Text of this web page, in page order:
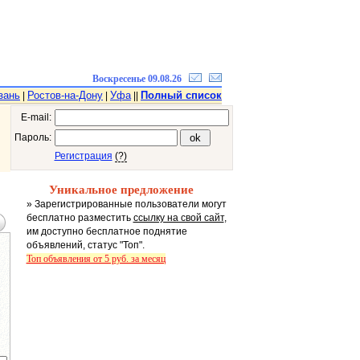
Воскресенье 09.08.26
Ростов-на-Дону Уфа|| Полный список
E-mail:
Пароль:
Регистрация (?)
Уникальное предложение
» Зарегистрированные пользователи могут
бесплатно разместить ссылку на свой сайт,
им доступно бесплатное поднятие
объявлений, статус "Топ".
Топ объявления от 5 руб. за месяц